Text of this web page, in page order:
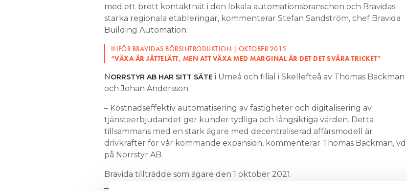
med ett brett kontaktnät i den lokala automationsbranschen och Bravidas
starka regionala etableringar, kommenterar Stefan Sandström, chef Bravida
Building Automation.
INFÖR BRAVIDAS BÖRSINTRODUKTION | OKTOBER 2015
“VÄXA ÄR JÄTTELÄTT, MEN ATT VÄXA MED MARGINAL ÄR DET DET SVÅRA TRICKET”
NORRSTYR AB HAR SITT SÄTE i Umeå och filial i Skellefteå av Thomas Bäckman
och Johan Andersson.
– Kostnadseffektiv automatisering av fastigheter och digitalisering av
tjänsteerbjudandet ger kunder tydliga och långsiktiga värden. Detta
tillsammans med en stark ägare med decentraliserad affärsmodell är
drivkrafter för vår kommande expansion, kommenterar Thomas Bäckman, vd
på Norrstyr AB.
Bravida tillträdde som ägare den 1 oktober 2021.